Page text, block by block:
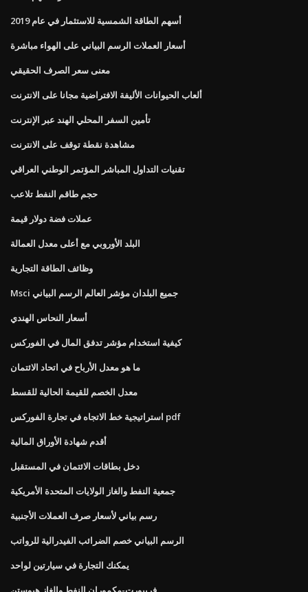
أسهم الطاقة الشمسية للاستثمار في عام 2019
أسعار العملات الرسم البياني على الهواء مباشرة
معنى سعر الصرف الحقيقي
ألعاب الحيوانات الأليفة الافتراضية مجانا على الانترنت
تأمين السفر المحلي الهند عبر الإنترنت
مشاهدة نقطة توقف على الانترنت
تقنيات التداول المباشر المؤتمر الوطني العراقي
حجم طاقم النفط تلاعب
عملات فضة دولار قيمة
البلد الأوروبي مع أعلى معدل العمالة
وظائف الطاقة التجارية
Msci جميع البلدان مؤشر العالم الرسم البياني
أسعار النحاس الهندي
كيفية استخدام مؤشر تدفق المال في الفوركس
ما هو معدل الأرباح في اتحاد الائتمان
معدل الخصم للقيمة الحالية للقسط
استراتيجية خط الاتجاه في تجارة الفوركس pdf
أقدم شهادة الأوراق المالية
دخل بطاقات الائتمان في المستقبل
جمعية النفط والغاز الولايات المتحدة الأمريكية
رسم بياني لأسعار صرف العملات الأجنبية
الرسم البياني خصم الضرائب الفيدرالية للرواتب
يمكنك التجارة في سيارتين لواحد